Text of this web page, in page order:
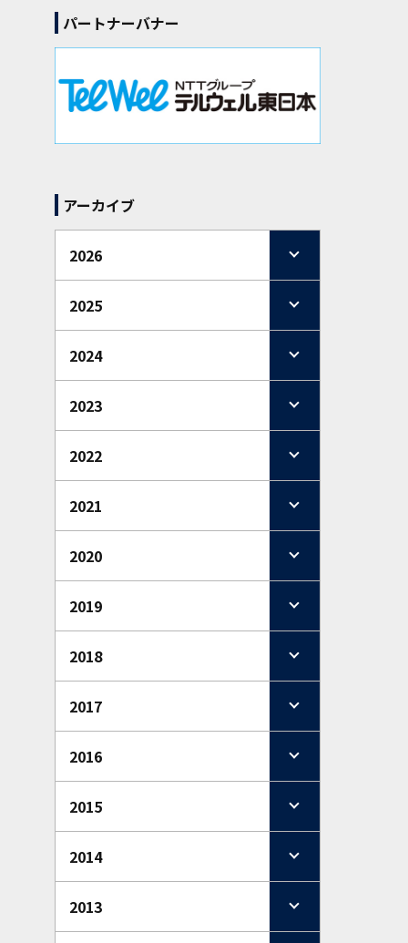
パートナーバナー
アーカイブ
2026
2025
2024
2023
2022
2021
2020
2019
2018
2017
2016
2015
2014
2013